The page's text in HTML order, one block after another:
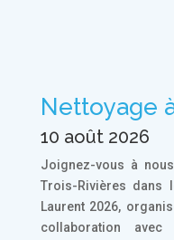
Nettoyage
10 août 2026
Joignez-vous à
Trois-Rivières dans
Laurent 2026,
collaboration avec